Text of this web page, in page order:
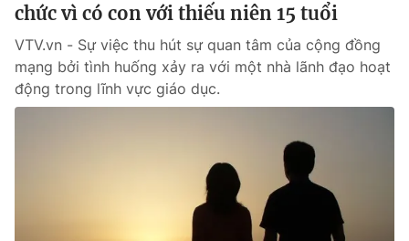
chức vì có con với thiếu niên 15 tuổi
VTV.vn - Sự việc thu hút sự quan tâm của cộng đồng
mạng bởi tình huống xảy ra với một nhà lãnh đạo hoạt
động trong lĩnh vực giáo dục.